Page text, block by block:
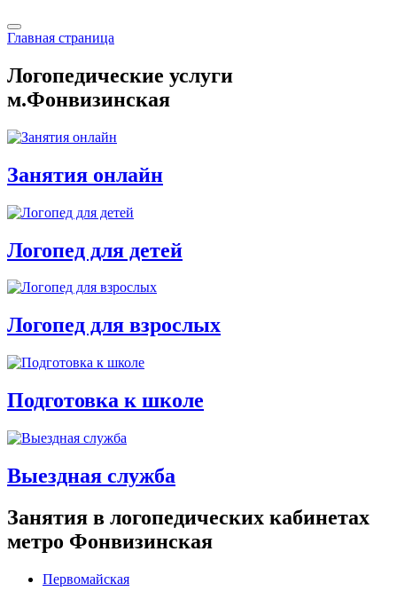
Главная страница
Логопедические услуги
м.Фонвизинская
Занятия онлайн
Логопед для детей
Логопед для взрослых
Подготовка к школе
Выездная служба
Занятия в логопедических кабинетах
метро Фонвизинская
Первомайская